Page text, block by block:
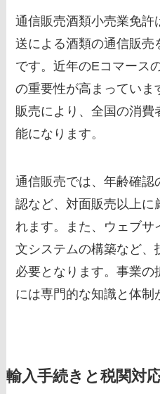
通信販売酒類小売業免
送による酒類の通信販
です。近年のEコマース
の重要性が高まってい
販売により、全国の消
能になります。
通信販売では、年齢確認
認など、対面販売以上に
れます。また、ウェブサ
文システムの構築など、
必要となります。事業の
には専門的な知識と体制
輸入手続きと税関対